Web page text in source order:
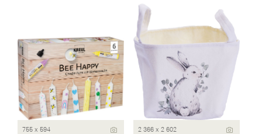
755 x 594 2 366 x 2 602